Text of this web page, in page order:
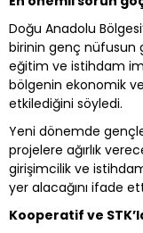
Doğu Anadolu
birinin genç nüfusun
eğitim ve istihdam
bölgenin ekonomik
etkilediğini söyledi.
Yeni dönemde
projelere ağırlık
girişimcilik ve
yer alacağını ifade
Kooperatif ve